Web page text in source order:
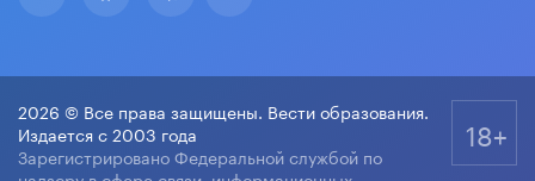
2026 © Все права защищены. Вести образования.
Издается с 2003 года
Зарегистрировано Федеральной службой по
18+